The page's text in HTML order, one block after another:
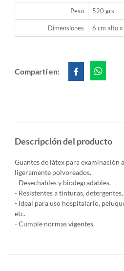
Peso 520 grs
Dimensiones 6 cm alto
Compartí en:
Descripción del producto
Guantes de látex para examinación
ligeramente polvoreados.
- Desechables y biodegradables.
- Resistentes a tinturas,
- Ideal para uso hospitalario,
etc.
- Cumple normas vigentes.